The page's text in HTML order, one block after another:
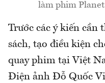
làm phim
Trước các ý kiến cần
sách, tạo điều kiện
quay phim tại Việt
Điện ảnh Đỗ Quốc